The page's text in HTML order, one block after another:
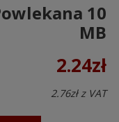
10
MB
2.24zł
2.76złz VAT